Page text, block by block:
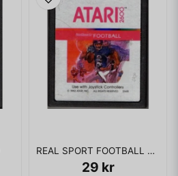
REAL SPORT FOOTBALL ATARI 2600
29 kr